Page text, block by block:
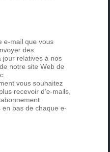
e-mail que vous
des
jour relatives à nos
notre site Web de
vous souhaitez
recevoir d’e-mails,
en bas de chaque e-